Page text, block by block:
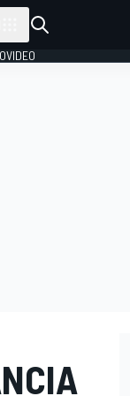
VIDEO